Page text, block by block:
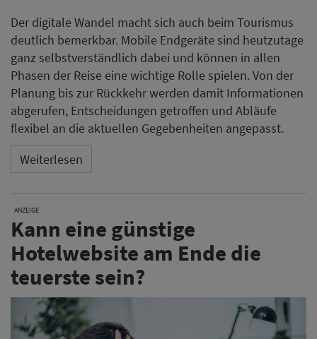
Der digitale Wandel macht sich auch beim Tourismus
deutlich bemerkbar. Mobile Endgeräte sind heutzutage
ganz selbstverständlich dabei und können in allen
Phasen der Reise eine wichtige Rolle spielen. Von der
Planung bis zur Rückkehr werden damit Informationen
abgerufen, Entscheidungen getroffen und Abläufe
flexibel an die aktuellen Gegebenheiten angepasst.
Weiterlesen
ANZEIGE
Kann eine günstige
Hotelwebsite am Ende die
teuerste sein?